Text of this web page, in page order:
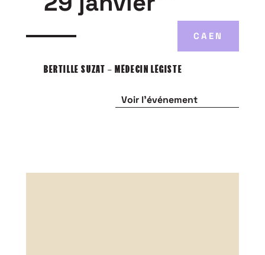
CAEN
BERTILLE SUZAT – MÉDECIN LÉGISTE
Voir l'événement